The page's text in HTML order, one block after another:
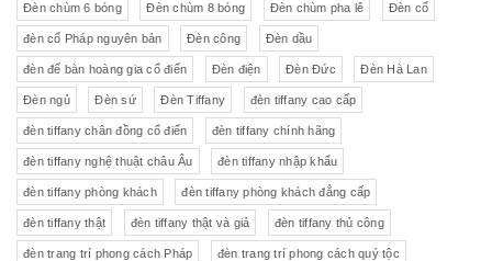
Đèn chùm 6 bóng Đèn chùm 8 bóng Đèn chùm pha lê Đèn cổ
đèn cổ Pháp nguyên bản Đèn công Đèn dầu
đèn để bàn hoàng gia cổ điển Đèn điện Đèn Đức Đèn Hà Lan
Đèn ngủ Đèn sứ Đèn Tiffany đèn tiffany cao cấp
đèn tiffany chân đồng cổ điển đèn tiffany chính hãng
đèn tiffany nghệ thuật châu Âu đèn tiffany nhập khẩu
đèn tiffany phòng khách đèn tiffany phòng khách đẳng cấp
đèn tiffany thật đèn tiffany thật và giả đèn tiffany thủ công
đèn trang trí phong cách Pháp đèn trang trí phong cách quý tộc